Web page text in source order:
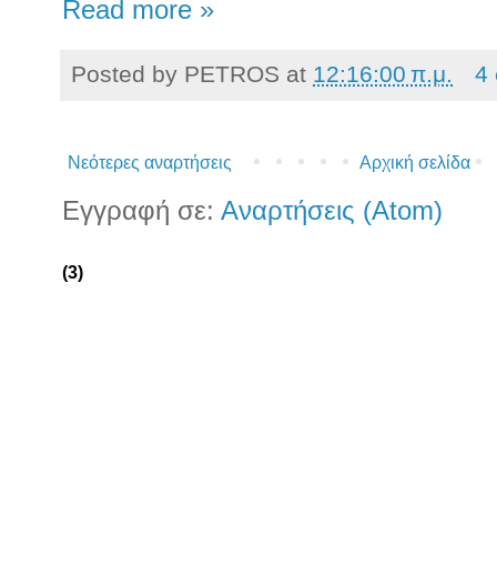
Read more »
Posted by PETROS at 12:16:00 π.μ. 4
Νεότερες αναρτήσεις Αρχική σελίδα
Εγγραφή σε: Αναρτήσεις (Atom)
(3)